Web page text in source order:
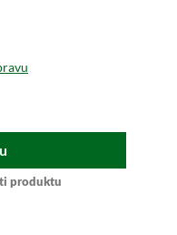
produktu